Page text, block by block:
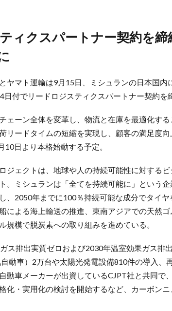
ヤマト運輸は9月15日、ミシュランの日本国内
付でリードロジスティクスパートナー契約を
ェーン全体を変革し、物流と在庫を最適化す
リードタイムの短縮を実現し、顧客の満足度
10日より本格始動する予定。
ジェクトは、地球や人の持続可能性に対する
。ミシュランは「全てを持続可能に」という
、2050年までに100％持続可能な成分でタイ
による海上輸送の推進、東南アジアでの天然
規模で脱炭素への取り組みを進めている。
ス排出実質ゼロおよび2030年温室効果ガス排
動車）2万台や太陽光発電設備810件の導入、
動車メーカーが出資しているCJPT社と共同で
化・実用化の検討を開始するなど、カーボン